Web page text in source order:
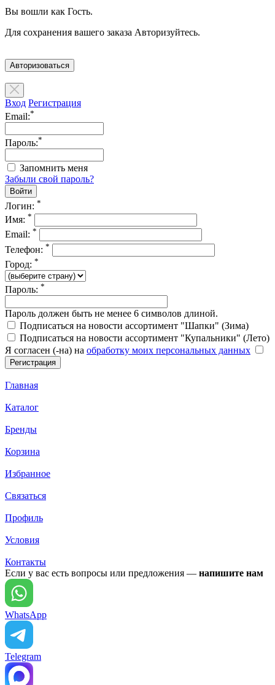
Вы вошли как Гость.
Для сохранения вашего заказа Авторизуйтесь.
Авторизоваться
Вход Регистрация
Email:*
Пароль:*
Запомнить меня
Забыли свой пароль?
Логин: *
Имя: *
Email: *
Телефон: *
Город: *
Пароль: *
Пароль должен быть не менее 6 символов длиной.
Подписаться на новости ассортимент "Шапки" (Зима)
Подписаться на новости ассортимент "Купальники" (Лето)
Я согласен (-на) на обработку моих персональных данных
Главная
Каталог
Бренды
Корзина
Избранное
Связаться
Профиль
Условия
Контакты
Если у вас есть вопросы или предложения — напишите нам
WhatsApp
Telegram